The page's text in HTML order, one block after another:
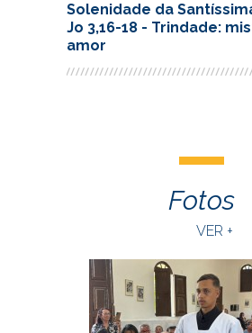
Solenidade da
Jo 3,16-18 - Trindade:
amor
Fotos
VER +